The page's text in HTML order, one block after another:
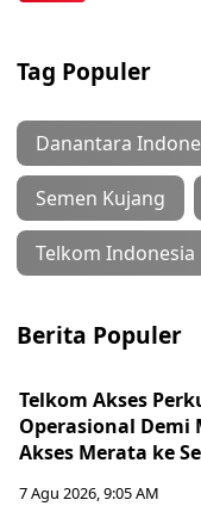
Tag Populer
Danantara
Semen Kujang
Telkom Indonesia
Berita Populer
Telkom Akses
Operasional Demi
Akses Merata ke
7 Agu 2026, 9:05 AM